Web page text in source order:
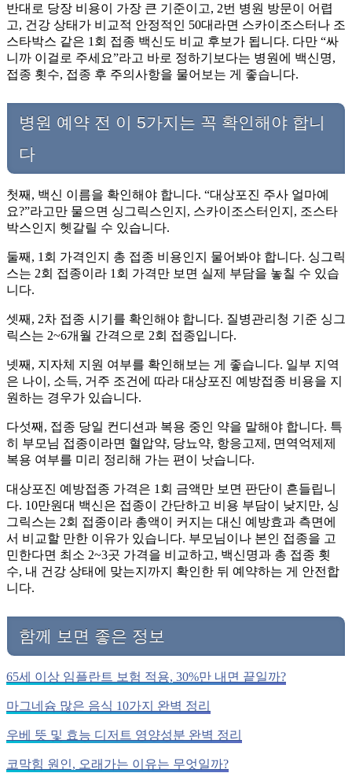
반대로 당장 비용이 가장 큰 기준이고, 2번 병원 방문이 어렵
고, 건강 상태가 비교적 안정적인 50대라면 스카이조스터나 조
스타박스 같은 1회 접종 백신도 비교 후보가 됩니다. 다만 “싸
니까 이걸로 주세요”라고 바로 정하기보다는 병원에 백신명,
접종 횟수, 접종 후 주의사항을 물어보는 게 좋습니다.
병원 예약 전 이 5가지는 꼭 확인해야 합니
다
첫째, 백신 이름을 확인해야 합니다. “대상포진 주사 얼마예
요?”라고만 물으면 싱그릭스인지, 스카이조스터인지, 조스타
박스인지 헷갈릴 수 있습니다.
둘째, 1회 가격인지 총 접종 비용인지 물어봐야 합니다. 싱그릭
스는 2회 접종이라 1회 가격만 보면 실제 부담을 놓칠 수 있습
니다.
셋째, 2차 접종 시기를 확인해야 합니다. 질병관리청 기준 싱그
릭스는 2~6개월 간격으로 2회 접종입니다.
넷째, 지자체 지원 여부를 확인해보는 게 좋습니다. 일부 지역
은 나이, 소득, 거주 조건에 따라 대상포진 예방접종 비용을 지
원하는 경우가 있습니다.
다섯째, 접종 당일 컨디션과 복용 중인 약을 말해야 합니다. 특
히 부모님 접종이라면 혈압약, 당뇨약, 항응고제, 면역억제제
복용 여부를 미리 정리해 가는 편이 낫습니다.
대상포진 예방접종 가격은 1회 금액만 보면 판단이 흔들립니
다. 10만원대 백신은 접종이 간단하고 비용 부담이 낮지만, 싱
그릭스는 2회 접종이라 총액이 커지는 대신 예방효과 측면에
서 비교할 만한 이유가 있습니다. 부모님이나 본인 접종을 고
민한다면 최소 2~3곳 가격을 비교하고, 백신명과 총 접종 횟
수, 내 건강 상태에 맞는지까지 확인한 뒤 예약하는 게 안전합
니다.
함께 보면 좋은 정보
65세 이상 임플란트 보험 적용, 30%만 내면 끝일까?
마그네슘 많은 음식 10가지 완벽 정리
우베 뜻 및 효능 디저트 영양성분 완벽 정리
코막힘 원인, 오래가는 이유는 무엇일까?